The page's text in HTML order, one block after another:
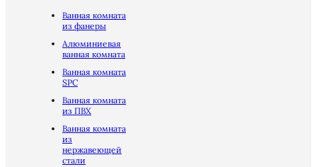
Ванная комната
из фанеры
Алюминиевая
ванная комната
Ванная комната
SPC
Ванная комната
из ПВХ
Ванная комната
из
нержавеющей
стали